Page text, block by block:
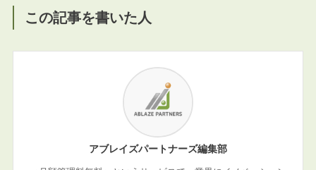
この記事を書いた人
アブレイズパートナーズ編集部